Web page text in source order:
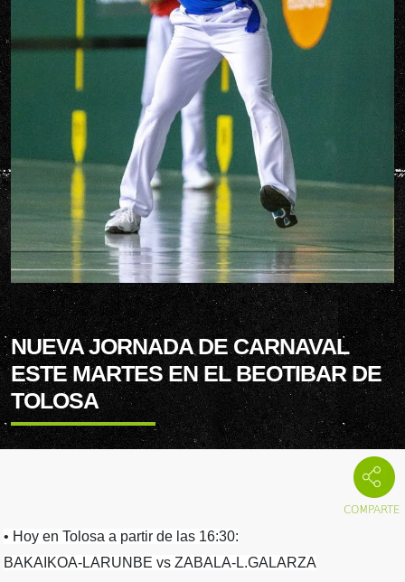
NUEVA JORNADA DE CARNAVAL
ESTE MARTES EN EL BEOTIBAR DE
TOLOSA
• Hoy en Tolosa a partir de las 16:30:
BAKAIKOA-LARUNBE vs ZABALA-L.GALARZA